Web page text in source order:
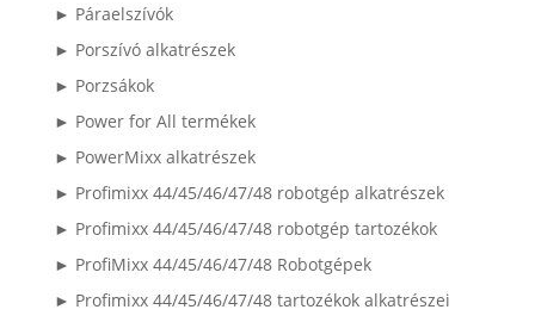
► Páraelszívók
► Porszívó alkatrészek
► Porzsákok
► Power for All termékek
► PowerMixx alkatrészek
► Profimixx 44/45/46/47/48 robotgép alkatrészek
► Profimixx 44/45/46/47/48 robotgép tartozékok
► ProfiMixx 44/45/46/47/48 Robotgépek
► Profimixx 44/45/46/47/48 tartozékok alkatrészei